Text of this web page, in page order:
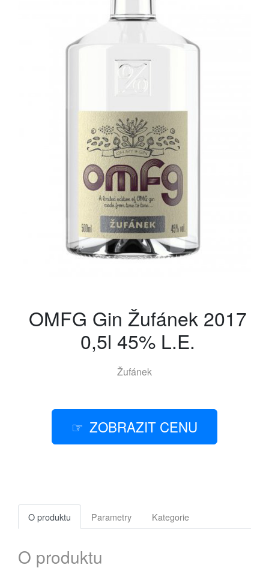
OMFG Gin Žufánek 2017
0,5l 45% L.E.
Žufánek
ZOBRAZIT CENU
O produktu Parametry Kategorie
O produktu